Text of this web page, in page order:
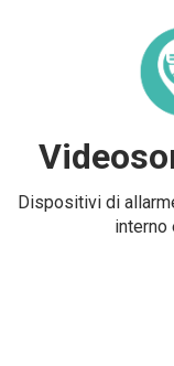
Dispositivi di
interno